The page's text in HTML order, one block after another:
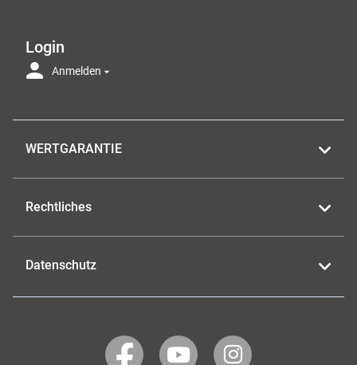
Login
Anmelden
WERTGARANTIE
Rechtliches
Datenschutz
WERTGARANTIEWERTGARANTIEWERTGARANTIE